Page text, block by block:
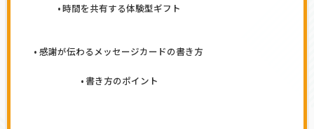
時間を共有する体験型ギフト
感謝が伝わるメッセージカードの書き方
書き方のポイント